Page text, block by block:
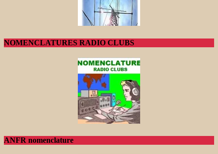
NOMENCLATURES RADIO CLUBS
ANFR nomenclature